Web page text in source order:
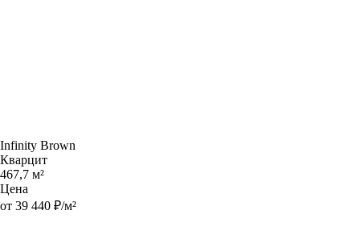
Infinity Brown
Кварцит
467,7 м²
Цена
от 39 440 ₽/м²